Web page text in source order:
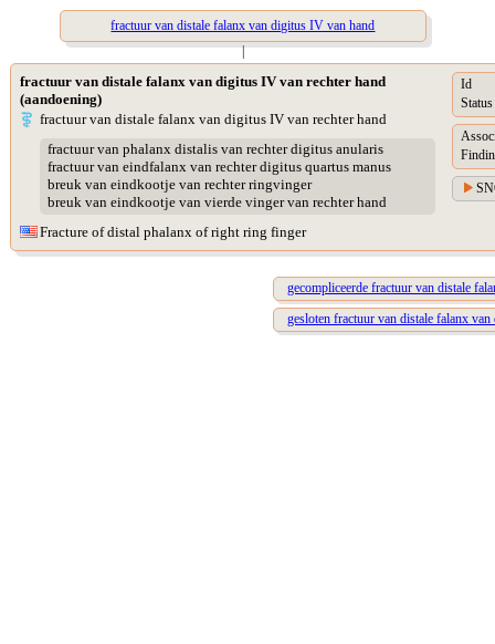
fractuur van distale falanx van digitus IV van hand
|
fractuur van distale falanx van digitus IV van rechter hand
(aandoening)
fractuur van distale falanx van digitus IV van rechter hand
fractuur van phalanx distalis van rechter digitus anularis
fractuur van eindfalanx van rechter digitus quartus manus
breuk van eindkootje van rechter ringvinger
breuk van eindkootje van vierde vinger van rechter hand
Fracture of distal phalanx of right ring finger
Id
Status
gecompliceerde fractuur van distale
gesloten fractuur van distale falanx